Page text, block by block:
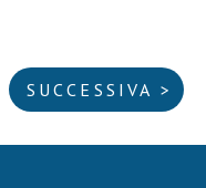
SUCCESSIVA >